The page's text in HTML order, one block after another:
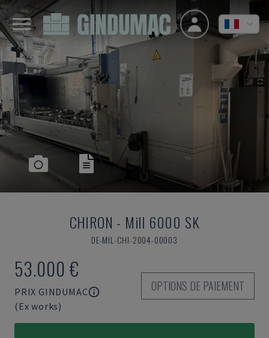
CHIRON - Mill 6000 SK
DE-MIL-CHI-2004-00003
53.000 €
PRIX GINDUMAC
(Ex works)
OPTIONS DE PAIEMENT